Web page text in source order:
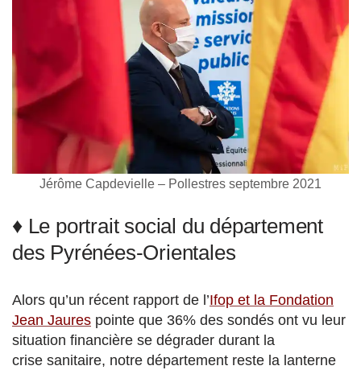
Jérôme Capdevielle – Pollestres septembre 2021
♦ Le portrait social du département
des Pyrénées-Orientales
Alors qu’un récent rapport de l’Ifop et la Fondation
Jean Jaures pointe que 36% des sondés ont vu leur
situation financière se dégrader durant la
crise sanitaire, notre département reste la lanterne